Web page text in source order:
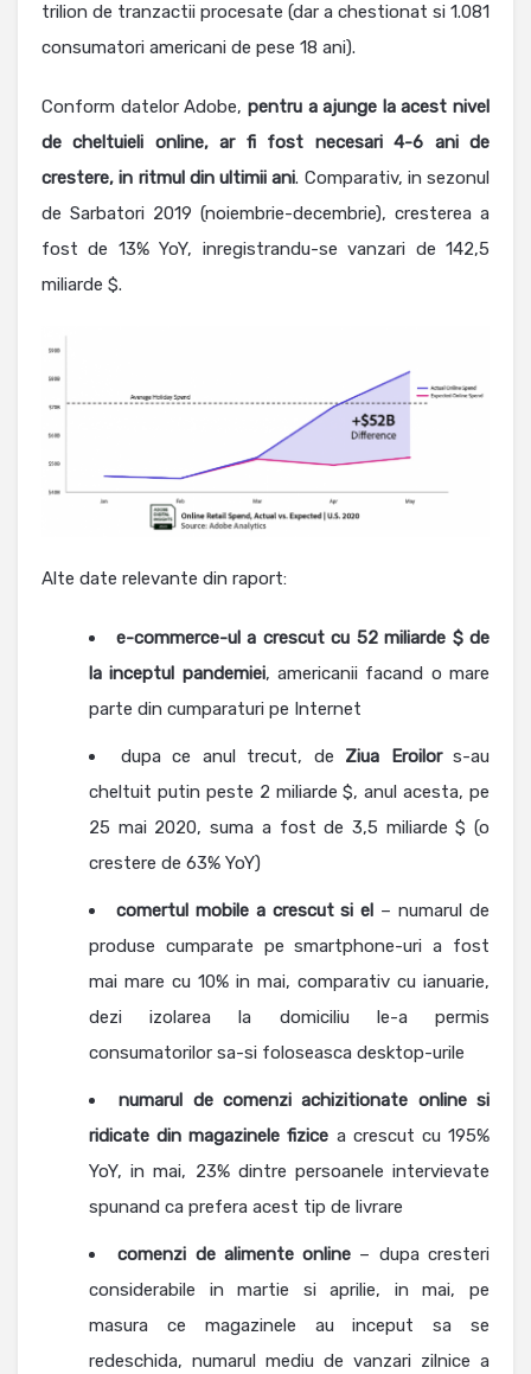
trilion de tranzactii procesate (dar a chestionat si 1.081
consumatori americani de pese 18 ani).
Conform datelor Adobe, pentru a ajunge la acest nivel
de cheltuieli online, ar fi fost necesari 4-6 ani de
crestere, in ritmul din ultimii ani. Comparativ, in sezonul
de Sarbatori 2019 (noiembrie-decembrie), cresterea a
fost de 13% YoY, inregistrandu-se vanzari de 142,5
miliarde $.
Alte date relevante din raport:
e-commerce-ul a crescut cu 52 miliarde $ de
la inceptul pandemiei, americanii facand o mare
parte din cumparaturi pe Internet
dupa ce anul trecut, de Ziua Eroilors-au
cheltuit putin peste 2 miliarde $, anul acesta, pe
25 mai 2020, suma a fost de 3,5 miliarde $ (o
crestere de 63% YoY)
comertul mobile a crescut si el – numarul de
produse cumparate pe smartphone-uri a fost
mai mare cu 10% in mai, comparativ cu ianuarie,
dezi izolarea la domiciliu le-a permis
consumatorilor sa-si foloseasca desktop-urile
numarul de comenzi achizitionate online si
ridicate din magazinele fizice a crescut cu 195%
YoY, in mai, 23% dintre persoanele intervievate
spunand ca prefera acest tip de livrare
comenzi de alimente online – dupa cresteri
considerabile in martie si aprilie, in mai, pe
masura ce magazinele au inceput sa se
redeschida, numarul mediu de vanzari zilnice a